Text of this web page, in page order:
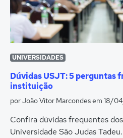
UNIVERSIDADES
Dúvidas USJT: 5 perguntas
instituição
por João Vitor Marcondesem 18/
Confira dúvidas frequentes
Universidade São Judas